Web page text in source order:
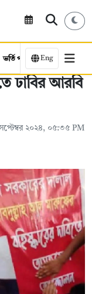
ভর্তি পরীক্ষা কর্মসংস্থান
Eng
ঢাবির আরবি
২০২৪, ০৫:৩৫ PM